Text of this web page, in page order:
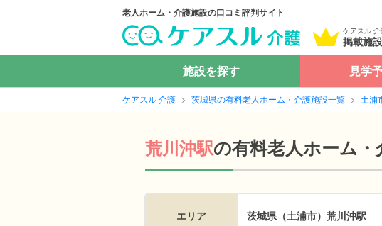
老人ホーム・介護施設の口コミ評判サイト
ケアスル 介
掲載施
施設を探す 見学
ケアスル 介護 茨城県の有料老人ホーム・介護施設一覧 土浦
荒川沖駅の有料老人ホーム・
エリア 茨城県（土浦市） 荒川沖駅